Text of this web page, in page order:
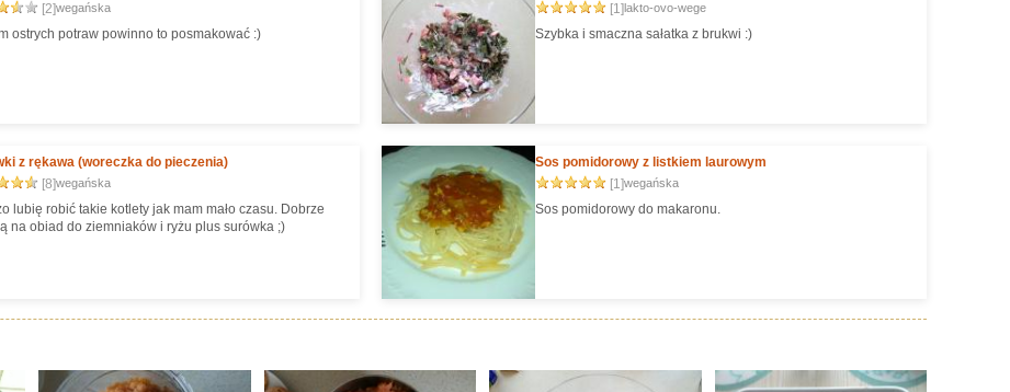
[2]wegańska
ostrych potraw powinno to posmakować :)
[1]lakto-ovo-wege
Szybka i smaczna sałatka z brukwi :)
z rękawa (woreczka do pieczenia)
[8]wegańska
lubię robić takie kotlety jak mam mało czasu. Dobrze
na obiad do ziemniaków i ryżu plus surówka ;)
Sos pomidorowy z listkiem laurowym
[1]wegańska
Sos pomidorowy do makaronu.